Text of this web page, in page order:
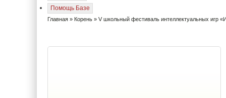
Помощь Базе
Главная » Корень » V школьный фестиваль интеллектуальных игр